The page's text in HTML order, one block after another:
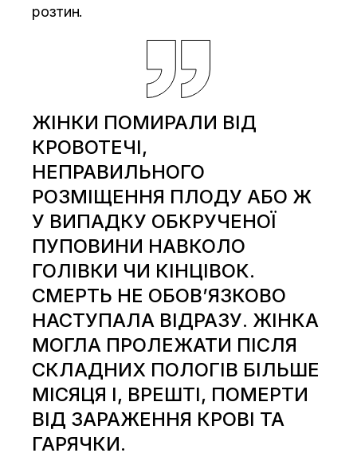
розтин.
ЖІНКИ ПОМИРАЛИ ВІД
КРОВОТЕЧІ,
НЕПРАВИЛЬНОГО
РОЗМІЩЕННЯ ПЛОДУ АБО Ж
У ВИПАДКУ ОБКРУЧЕНОЇ
ПУПОВИНИ НАВКОЛО
ГОЛІВКИ ЧИ КІНЦІВОК.
СМЕРТЬ НЕ ОБОВ’ЯЗКОВО
НАСТУПАЛА ВІДРАЗУ. ЖІНКА
МОГЛА ПРОЛЕЖАТИ ПІСЛЯ
СКЛАДНИХ ПОЛОГІВ БІЛЬШЕ
МІСЯЦЯ І, ВРЕШТІ, ПОМЕРТИ
ВІД ЗАРАЖЕННЯ КРОВІ ТА
ГАРЯЧКИ.